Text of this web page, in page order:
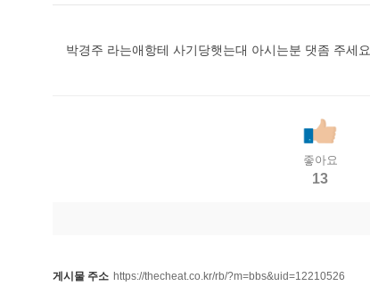
박경주 라는애항테 사기당햇는대 아시는분 댓좀 주세요
좋아요
13
게시물 주소 https://thecheat.co.kr/rb/?m=bbs&uid=12210526